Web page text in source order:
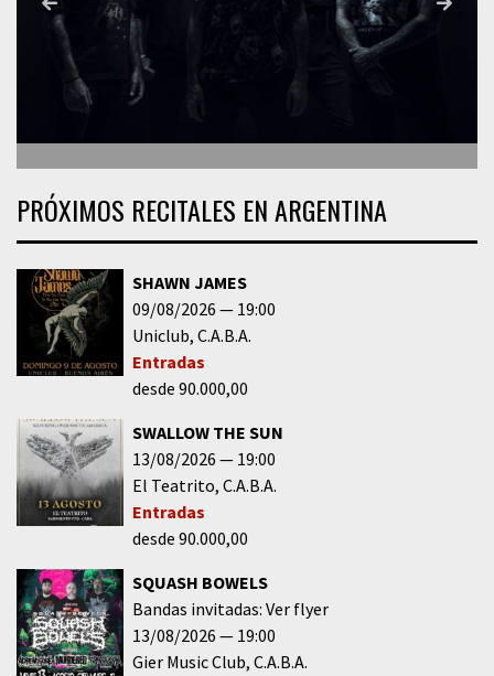
PRÓXIMOS RECITALES EN ARGENTINA
SHAWN JAMES
09/08/2026
19:00
Uniclub C.A.B.A.
Entradas
desde 90.000,00
SWALLOW THE SUN
13/08/2026
19:00
El Teatrito C.A.B.A.
Entradas
desde 90.000,00
SQUASH BOWELS
Bandas invitadas: Ver flyer
13/08/2026
19:00
Gier Music Club C.A.B.A.